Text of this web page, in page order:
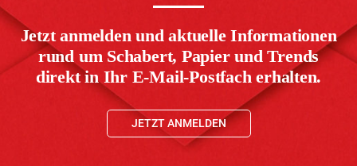
Jetzt anmelden und aktuelle Informationen
rund um Schabert, Papier und Trends
direkt in Ihr E-Mail-Postfach erhalten.
JETZT ANMELDEN